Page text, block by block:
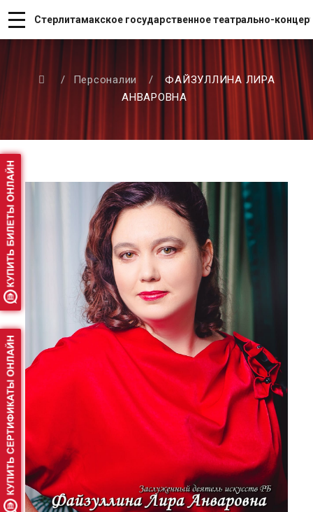
Стерлитамакское государственное театрально-
/ Персоналии /
ФАЙЗУЛЛИНА ЛИРА
АНВАРОВНА